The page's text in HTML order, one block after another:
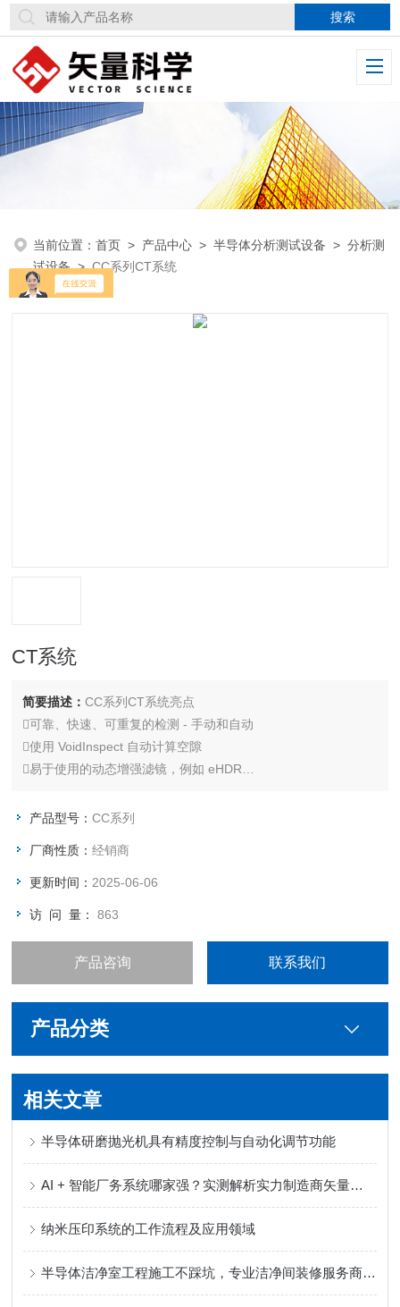
当前位置：首页 > 产品中心 >半导体分析测试设备 >分析测
试设备>CC系列CT系统
CT系统
简要描述：CC系列CT系统亮点
可靠、快速、可重复的检测 - 手动和自动
使用 VoidInspect 自动计算空隙
易于使用的动态增强滤镜，例如 eHDR
用于敏感组件的剂量减少套件、剂量监测和低剂量检测器模式
可选高负载能力 （< 20 kg）
产品型号：CC系列
厂商性质：经销商
更新时间： 2025-06-06
访 问 量：863
产品咨询 联系我们
产品分类
相关文章
半导体研磨抛光机具有精度控制与自动化调节功能
AI + 智能厂务系统哪家强？实测解析实力制造商矢量科学核心优势
纳米压印系统的工作流程及应用领域
半导体洁净室工程施工不踩坑，专业洁净间装修服务商推荐